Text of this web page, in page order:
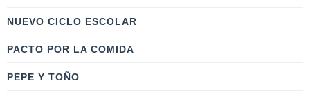
NUEVO CICLO ESCOLAR
PACTO POR LA COMIDA
PEPE Y TOÑO